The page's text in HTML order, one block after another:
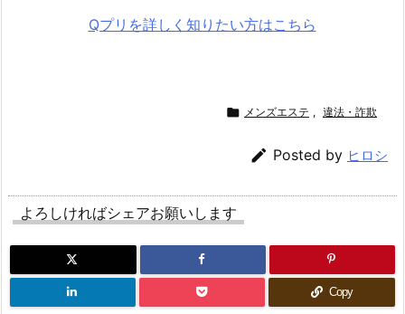
Qプリを詳しく知りたい方はこちら
 メンズエステ , 違法・詐欺
 Posted by ヒロシ
よろしければシェアお願いします
Copy